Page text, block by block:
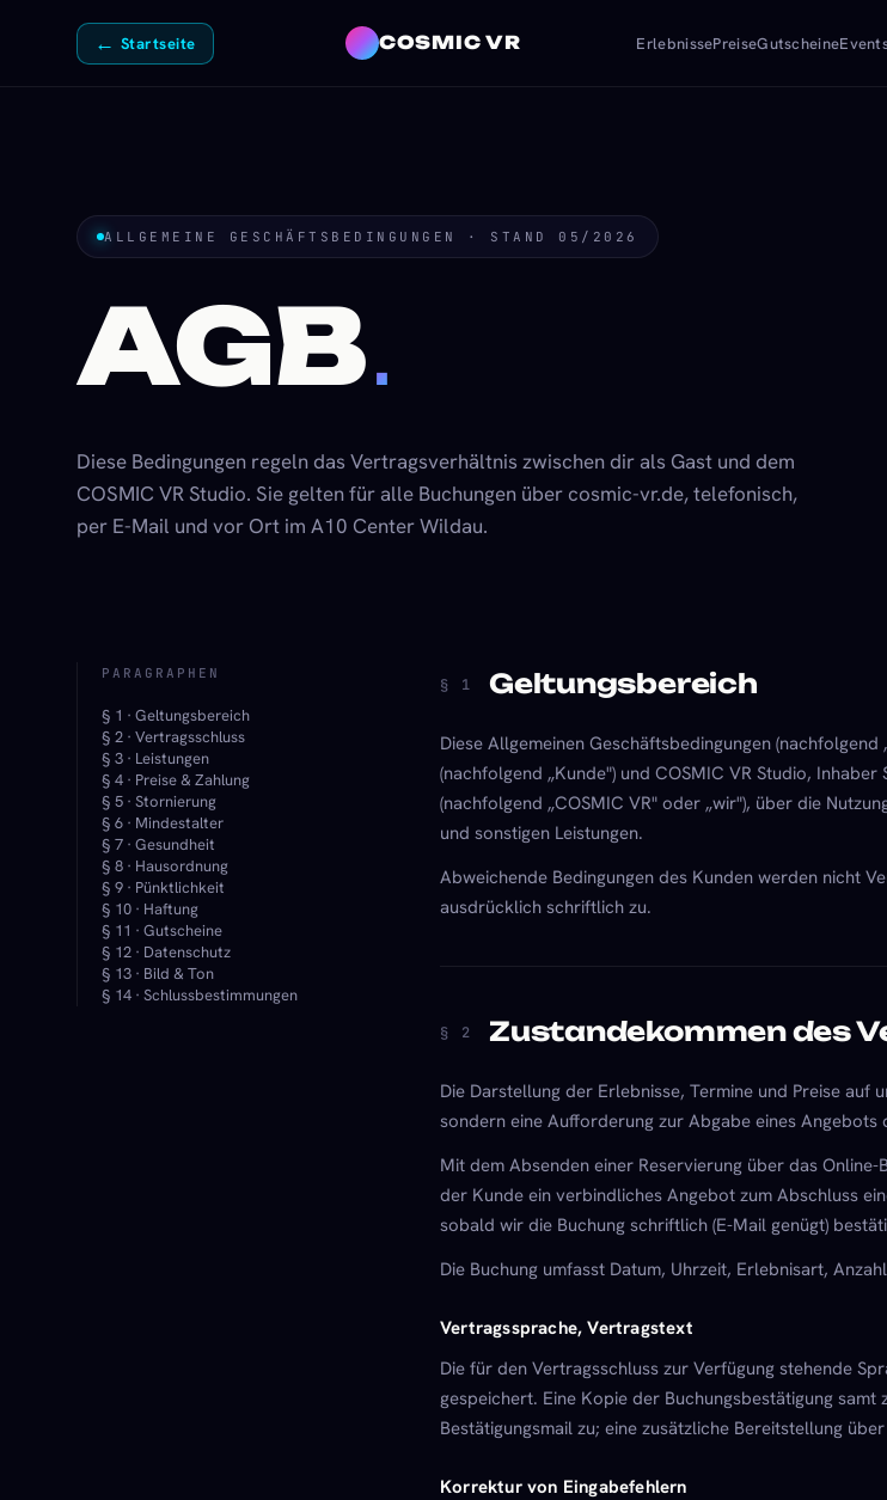
← Startseite COSMIC VR ErlebnissePreiseGutscheine
ALLGEMEINE GESCHÄFTSBEDINGUNGEN · STAND 05/2026
AGB.
Diese Bedingungen regeln das Vertragsverhältnis zwischen dir als Gast und dem
COSMIC VR Studio. Sie gelten für alle Buchungen über cosmic-vr.de, telefonisch,
per E-Mail und vor Ort im A10 Center Wildau.
PARAGRAPHEN
§ 1 · Geltungsbereich
§ 2 · Vertragsschluss
§ 3 · Leistungen
§ 4 · Preise & Zahlung
§ 5 · Stornierung
§ 6 · Mindestalter
§ 7 · Gesundheit
§ 8 · Hausordnung
§ 9 · Pünktlichkeit
§ 10 · Haftung
§ 11 · Gutscheine
§ 12 · Datenschutz
§ 13 · Bild & Ton
§ 14 · Schlussbestimmungen
§ 1 Geltungsbereich
Diese Allgemeinen Geschäftsbedingungen
(nachfolgend „Kunde") und COSMIC VR Studio,
(nachfolgend „COSMIC VR" oder „wir"), über die
und sonstigen Leistungen.
Abweichende Bedingungen des Kunden werden nicht
ausdrücklich schriftlich zu.
§ 2 Zustandekommen des
Die Darstellung der Erlebnisse, Termine und Preise
sondern eine Aufforderung zur Abgabe eines Angebots
Mit dem Absenden einer Reservierung über das
der Kunde ein verbindliches Angebot zum Abschluss
sobald wir die Buchung schriftlich (E-Mail genügt)
Die Buchung umfasst Datum, Uhrzeit, Erlebnisart,
Vertragssprache, Vertragstext
Die für den Vertragsschluss zur Verfügung stehende
gespeichert. Eine Kopie der Buchungsbestätigung
Bestätigungsmail zu; eine zusätzliche Bereitstellung
Korrektur von Eingabefehlern